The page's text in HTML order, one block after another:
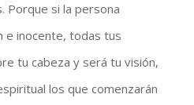
Porque si la persona
e inocente, todas tus
tu cabeza y será tu visión,
los que comenzarán